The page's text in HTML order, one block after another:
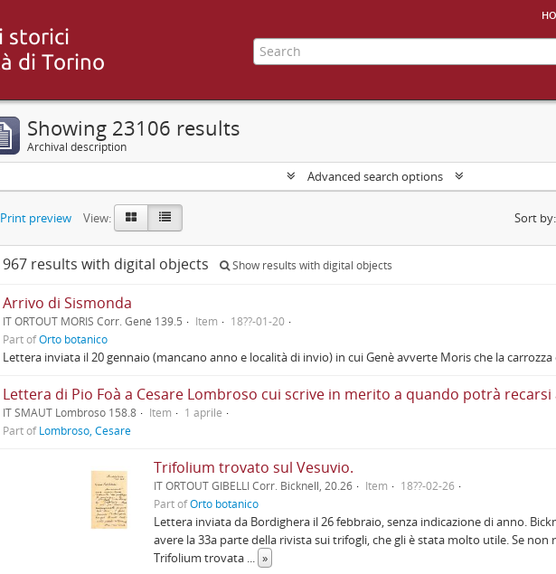
Showing 23106 results
Archival description
Advanced search options
Print preview View: Sort by:
967 results with digital objects Show results with digital objects
Arrivo di Sismonda
IT ORTOUT MORIS Corr. Gené 139.5 Item
18??-01-20
Part ofOrto botanico
Lettera inviata il 20 gennaio (mancano anno e località di invio) in cui Genè avverte Moris che la
IT SMAUT Lombroso 158.8 Item
1 aprile
Part ofLombroso, Cesare
Trifolium trovato sul Vesuvio.
IT ORTOUT GIBELLI Corr. Bicknell, 20.26 Item
18??-02-26
Part ofOrto botanico
Lettera inviata da Bordighera il 26 febbraio, senza indicazione di anno.
avere la 33a parte della rivista sui trifogli, che gli è stata molto utile. Se
Trifolium trovata ... »